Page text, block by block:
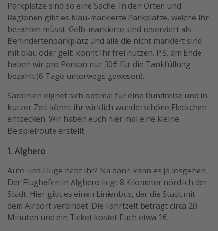
Parkplätze sind so eine Sache. In den Orten und
Regionen gibt es blau-markierte Parkplätze, welche Ihr
bezahlen müsst. Gelb-markierte sind reserviert als
Behindertenparkplatz und alle die nicht markiert sind
mit blau oder gelb könnt Ihr frei nutzen. P.S. am Ende
haben wir pro Person nur 30€ für die Tankfüllung
bezahlt (6 Tage unterwegs gewesen).
Sardinien eignet sich optimal für eine Rundreise und in
kurzer Zeit könnt ihr wirklich wunderschöne Fleckchen
entdecken. Wir haben euch hier mal eine kleine
Beispielroute erstellt.
1. Alghero
Auto und Flüge habt Ihr? Na dann kann es ja losgehen.
Der Flughafen in Alghero liegt 8 Kilometer nördlich der
Stadt. Hier gibt es einen Linienbus, der die Stadt mit
dem Airport verbindet. Die Fahrtzeit beträgt circa 20
Minuten und ein Ticket kostet Euch etwa 1€.